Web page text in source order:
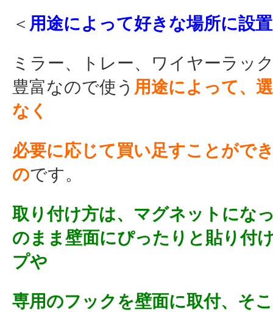
＜ 用途によって好きな場所に設
ミラー、トレー、ワイヤーラッ
豊富なので使う 用途によって、
なく
必要に応じて買い足すことがで
のです。
取り付け方は、マグネットにな
のまま壁面にぴったりと貼り付
プや
専用のフックを壁面に取付、そ